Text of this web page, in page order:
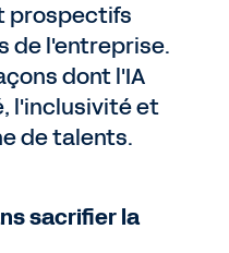
prospectifs
de l'entreprise.
dont l'IA
l'inclusivité et
de talents.
sacrifier la